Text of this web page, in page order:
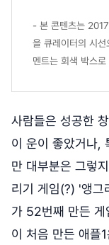
- 본 콘텐츠는
을 큐레이터의 시
멘트는 회색 박스
사람들은 성공한
이 운이 좋았거나,
만 대부분은 그렇
리기 게임(?) '앵
가 52번째 만든 게
이 처음 만든 애플